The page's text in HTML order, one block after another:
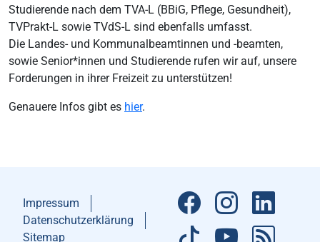
Studierende nach dem TVA-L (BBiG, Pflege, Gesundheit),
TVPrakt-L sowie TVdS-L sind ebenfalls umfasst.
Die Landes- und Kommunalbeamtinnen und -beamten,
sowie Senior*innen und Studierende rufen wir auf, unsere
Forderungen in ihrer Freizeit zu unterstützen!
Genauere Infos gibt es hier.
Impressum
Datenschutzerklärung
Sitemap